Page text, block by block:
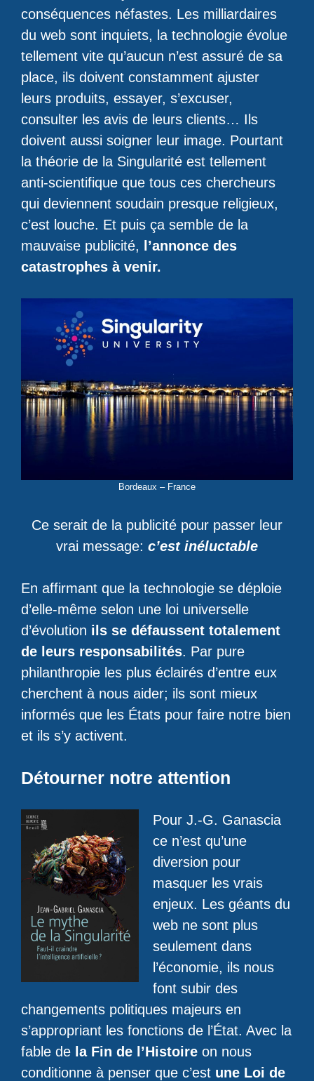
conséquences néfastes. Les milliardaires
du web sont inquiets, la technologie évolue
tellement vite qu’aucun n’est assuré de sa
place, ils doivent constamment ajuster
leurs produits, essayer, s’excuser,
consulter les avis de leurs clients… Ils
doivent aussi soigner leur image. Pourtant
la théorie de la Singularité est tellement
anti-scientifique que tous ces chercheurs
qui deviennent soudain presque religieux,
c’est louche. Et puis ça semble de la
mauvaise publicité,
l’annonce des
catastrophes à venir.
Bordeaux – France
Ce serait de la publicité pour passer leur
vrai message: c’est inéluctable
En affirmant que la technologie se déploie
d’elle-même selon une loi universelle
d’évolution ils se défaussent totalement
de leurs responsabilités. Par pure
philanthropie les plus éclairés d’entre eux
cherchent à nous aider; ils sont mieux
informés que les États pour faire notre bien
et ils s’y activent.
Détourner notre attention
Pour J.-G. Ganascia
ce n’est qu’une
diversion pour
masquer les vrais
enjeux. Les géants du
web ne sont plus
seulement dans
l’économie, ils nous
font subir des
changements politiques majeurs en
s’appropriant les fonctions de l’État. Avec la
fable de la Fin de l’Histoire on nous
conditionne à penser que c’est une Loi de